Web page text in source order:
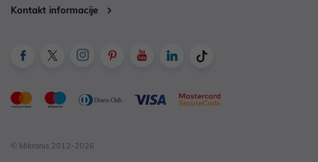
Kontakt informacije
© Mikronis 2012-2026